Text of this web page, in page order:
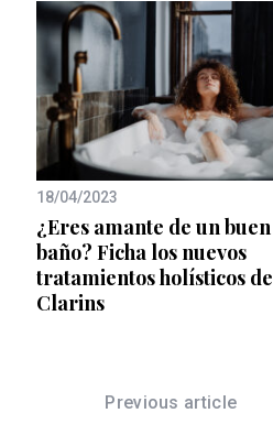
18/04/2023
¿Eres amante de un buen
baño? Ficha los nuevos
tratamientos holísticos de
Clarins
Previous article